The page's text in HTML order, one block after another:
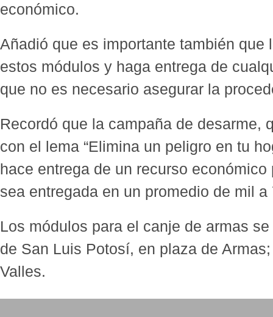
económico.
Añadió que es importante también que
estos módulos y haga entrega de
que no es necesario asegurar la
Recordó que la campaña de desarme,
con el lema “Elimina un peligro en tu
hace entrega de un recurso
sea entregada en un promedio de mil
Los módulos para el canje de armas
de San Luis Potosí, en plaza de
Valles.